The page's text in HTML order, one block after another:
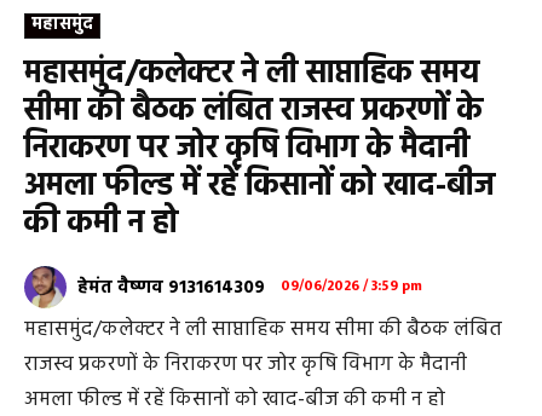
महासमुंद
महासमुंद/कलेक्टर ने ली साप्ताहिक समय
सीमा की बैठक लंबित राजस्व प्रकरणों के
निराकरण पर जोर कृषि विभाग के मैदानी
अमला फील्ड में रहें किसानों को खाद-बीज
की कमी न हो
हेमंत वैष्णव 9131614309 09/06/2026 / 3:59 pm
महासमुंद/कलेक्टर ने ली साप्ताहिक समय सीमा की बैठक लंबित
राजस्व प्रकरणों के निराकरण पर जोर कृषि विभाग के मैदानी
अमला फील्ड में रहें किसानों को खाद-बीज की कमी न हो